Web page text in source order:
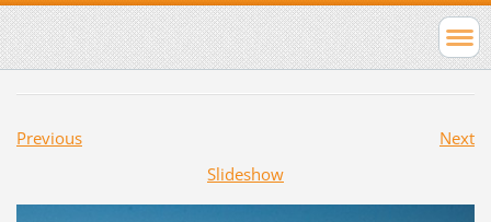
Previous
Next
Slideshow